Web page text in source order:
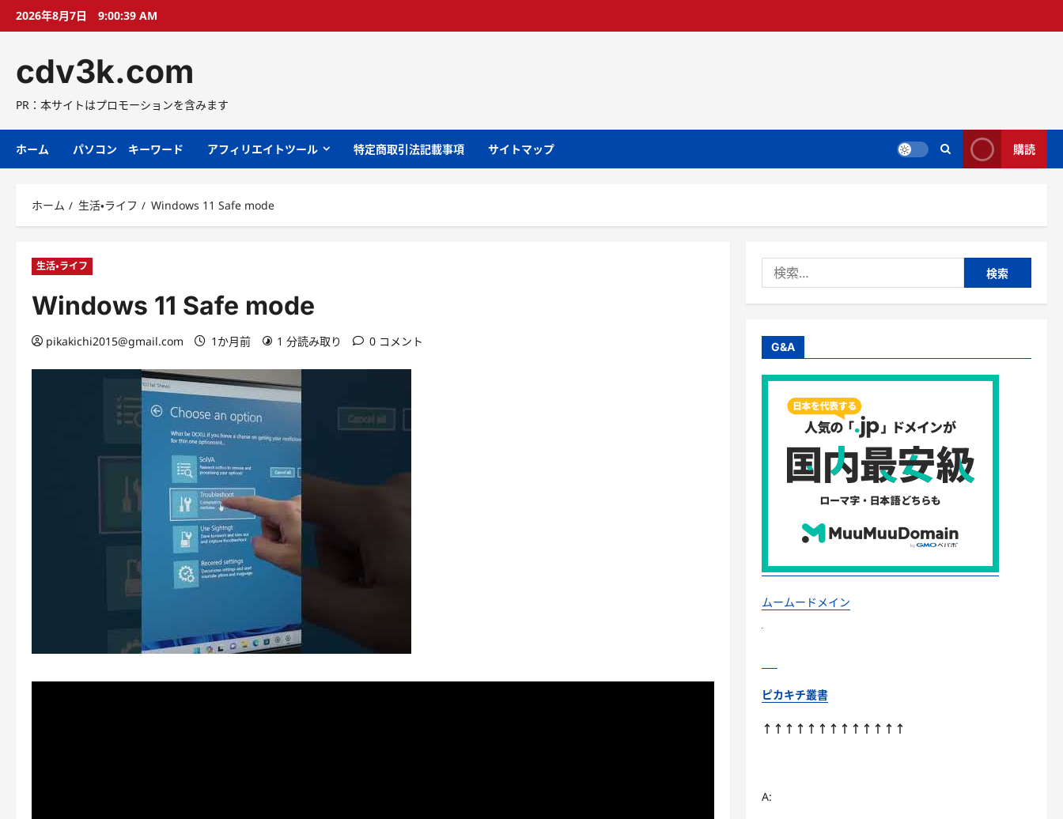
プ
2026年8月7日 9:00:40 AM
cdv3k.com
PR：本サイトはプロモーションを含みます
ホーム パソコン キーワード アフィリエイトツール 特定商取引法記載事項 サイトマップ 購読
ホーム 生活・ライフ Windows 11 Safe mode
生活・ライフ
Windows 11 Safe mode
pikakichi2015@gmail.com 1か月前 1 分読み取り 0 コメント
索:
G&A
ムームードメイン
ピカキチ叢書
↑↑↑↑↑↑↑↑↑↑↑↑↑
A: